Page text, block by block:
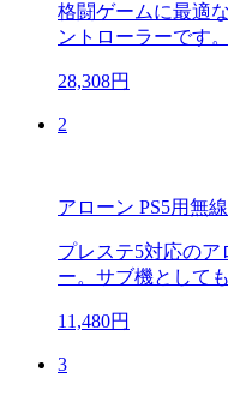
格闘ゲームに最適
ントローラーです。
28,308円
2
アローン PS5用無
プレステ5対応の
ー。サブ機としても
11,480円
3